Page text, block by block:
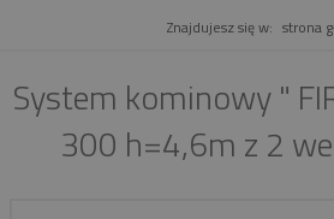
Znajdujesz się w: strona
System kominowy "
300 h=4,6m z 2